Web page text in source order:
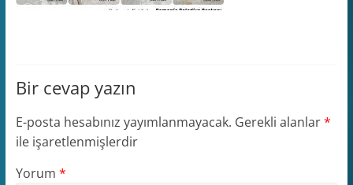
Bir cevap yazın
E-posta hesabınız yayımlanmayacak. Gerekli alanlar*
ile işaretlenmişlerdir
Yorum *